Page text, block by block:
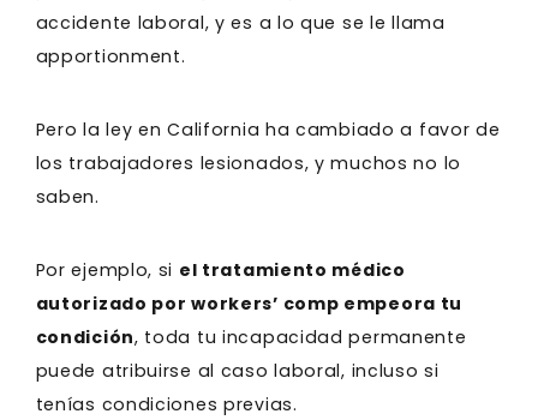
accidente laboral, y es a lo que se le llama
apportionment.
Pero la ley en California ha cambiado a favor de
los trabajadores lesionados, y muchos no lo
saben.
Por ejemplo, si el tratamiento médico
autorizado por workers’ comp empeora tu
condición, toda tu incapacidad permanente
puede atribuirse al caso laboral, incluso si
tenías condiciones previas.